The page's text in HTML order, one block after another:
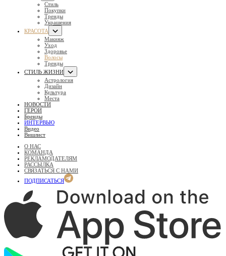
Стиль
Покупки
Тренды
Украшения
КРАСОТА
Макияж
Уход
Здоровье
Волосы
Тренды
СТИЛЬ ЖИЗНИ
Астрология
Дизайн
Культура
Места
НОВОСТИ
ГЕРОИ
Бренды
ИНТЕРВЬЮ
Видео
Вишлист
О НАС
КОМАНДА
РЕКЛАМОДАТЕЛЯМ
РАССЫЛКА
СВЯЗАТЬСЯ С НАМИ
ПОДПИСАТЬСЯ